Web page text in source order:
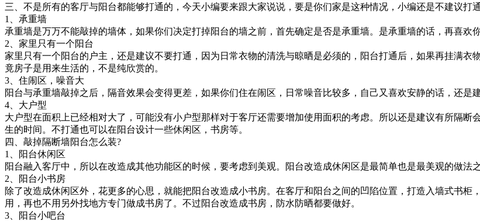
三、不是所有的客厅与阳台都能够打通的，今天小编要来跟大家说说，要是你们家是这种情况，小编还是不建议打通
1、承重墙
承重墙是万万不能敲掉的墙体，如果你们决定打掉阳台的墙之前，首先确定是否是承重墙。是承重墙的话，再喜欢
2、家里只有一个阳台
家里只有一个阳台的户主，还是建议不要打通，因为日常衣物的清洗与晾晒是必须的，阳台打通后，如果再挂满
竟房子是用来生活的，不是纯欣赏的。
3、住闹区，噪音大
阳台与承重墙敲掉之后，隔音效果会变得更差，如果你们住在闹区，日常噪音比较多，自己又喜欢安静的话，还是
4、大户型
大户型在面积上已经相对大了，可能没有小户型那样对于客厅还需要增加使用面积的考虑。所以还是建议有所隔
生的时间。不打通也可以在阳台设计一些休闲区，书房等。
四、敲掉隔断墙阳台怎么装?
1、阳台休闲区
阳台融入客厅中，所以在改造成其他功能区的时候，要考虑到美观。阳台改造成休闲区是最简单也是最美观的做法之
2、阳台小书房
除了改造成休闲区外，花更多的心思，就能把阳台改造成小书房。在客厅和阳台之间的凹陷位置，打造入墙式书
用，再也不用另外找地方专门做成书房了。不过阳台改造成书房，防水防晒都要做好。
3、阳台小吧台